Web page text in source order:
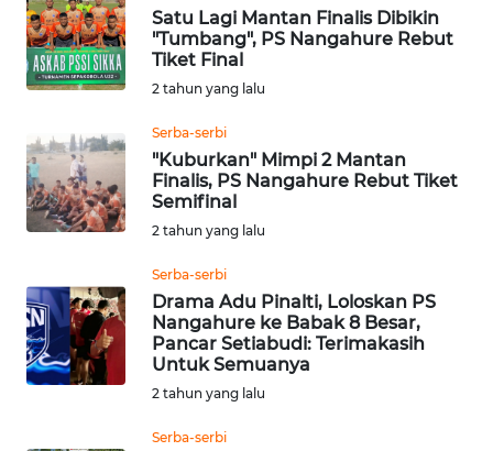
Satu Lagi Mantan Finalis Dibikin
"Tumbang", PS Nangahure Rebut
Tiket Final
2 tahun yang lalu
Serba-serbi
"Kuburkan" Mimpi 2 Mantan
Finalis, PS Nangahure Rebut Tiket
Semifinal
2 tahun yang lalu
Serba-serbi
Drama Adu Pinalti, Loloskan PS
Nangahure ke Babak 8 Besar,
Pancar Setiabudi: Terimakasih
Untuk Semuanya
2 tahun yang lalu
Serba-serbi
LABUAN
BAJO
Informasi
INDEKS
KONTAK
KAMI
INFO